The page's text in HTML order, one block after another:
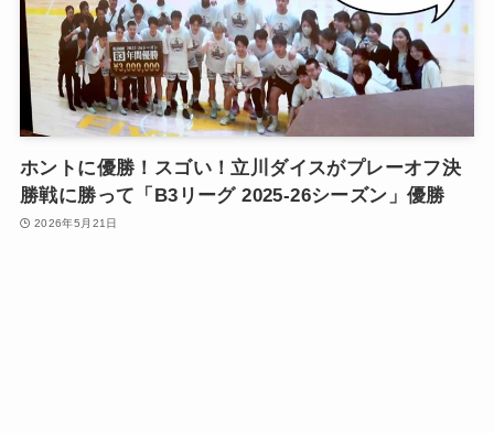
ホントに優勝！スゴい！立川ダイスがプレーオフ決
勝戦に勝って「B3リーグ 2025-26シーズン」優勝
2026年5月21日